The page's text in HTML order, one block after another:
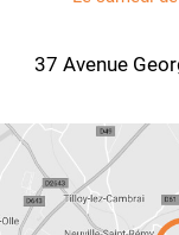
37 Avenue